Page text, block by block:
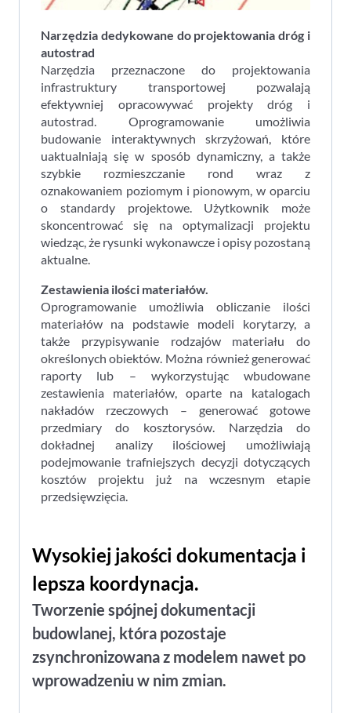
Narzędzia dedykowane do projektowania dróg i
autostrad
Narzędzia przeznaczone do projektowania
infrastruktury transportowej pozwalają
efektywniej opracowywać projekty dróg i
autostrad. Oprogramowanie umożliwia
budowanie interaktywnych skrzyżowań, które
uaktualniają się w sposób dynamiczny, a także
szybkie rozmieszczanie rond wraz z
oznakowaniem poziomym i pionowym, w oparciu
o standardy projektowe. Użytkownik może
skoncentrować się na optymalizacji projektu
wiedząc, że rysunki wykonawcze i opisy pozostaną
aktualne.
Zestawienia ilości materiałów.
Oprogramowanie umożliwia obliczanie ilości
materiałów na podstawie modeli korytarzy, a
także przypisywanie rodzajów materiału do
określonych obiektów. Można również generować
raporty lub – wykorzystując wbudowane
zestawienia materiałów, oparte na katalogach
nakładów rzeczowych – generować gotowe
przedmiary do kosztorysów. Narzędzia do
dokładnej analizy ilościowej umożliwiają
podejmowanie trafniejszych decyzji dotyczących
kosztów projektu już na wczesnym etapie
przedsięwzięcia.
Wysokiej jakości dokumentacja i
lepsza koordynacja.
Tworzenie spójnej dokumentacji
budowlanej, która pozostaje
zsynchronizowana z modelem nawet po
wprowadzeniu w nim zmian.